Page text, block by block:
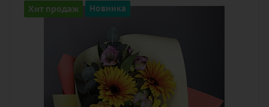
Хит продаж Новинка
Цвет
желтый, оранжевый, разноцветный,
Описание
альстромерия, гербера макси, роза
кустовая, эвкалипт, лента,
дизайнерская упаковка